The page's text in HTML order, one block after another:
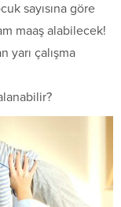
sayısına göre
maaş alabilecek!
yarı çalışma